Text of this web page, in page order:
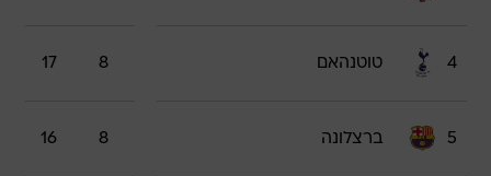
4 טוטנהאם 8
17
5 ברצלונה 8
16